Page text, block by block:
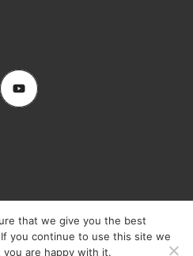
All rights reserved
that we give you the best
you continue to use this site we
you are happy with it.